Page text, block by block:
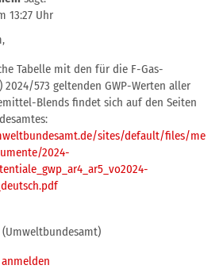
13:27 Uhr
Tabelle mit den für die F-Gas-
2024/573 geltenden GWP-Werten aller
Blends findet sich auf den Seiten
sites/default/files/me
2024-